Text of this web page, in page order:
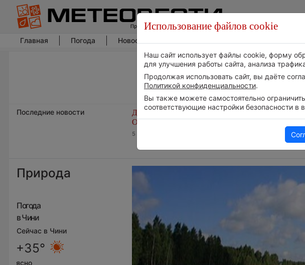
Главная Погода Новости погоды
Последние новости
Дневная температура воздуха в
ОАЭ превысила +51°
5 августа 2026 | 17:20
рекорды
5 августа 2026 |
Природа
Погода
в Чини
Сейчас в Чини
+35°
ясно
Использование файлов cookie
Наш сайт использует файлы cookie, форму
для улучшения работы сайта, анализа
Продолжая использовать сайт, вы даёте
Политикой конфиденциальности.
Вы также можете самостоятельно
соответствующие настройки безопасности в